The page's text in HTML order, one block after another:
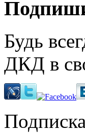
Будь
ДКД в